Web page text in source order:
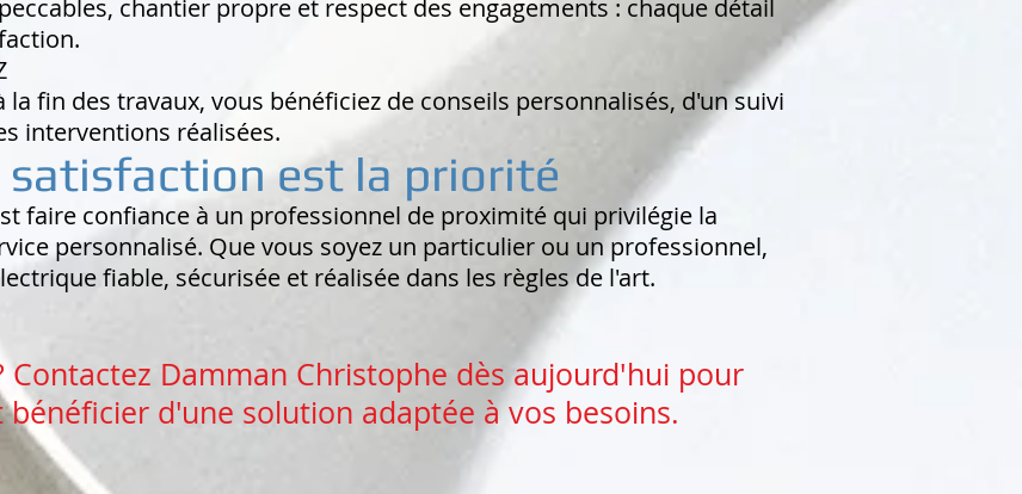
chantier propre et respect des engagements : chaque détail
fin des travaux, vous bénéficiez de conseils personnalisés, d'un suivi
interventions réalisées.
est la priorité
faire confiance à un professionnel de proximité qui privilégie la
personnalisé. Que vous soyez un particulier ou un professionnel,
fiable, sécurisée et réalisée dans les règles de l'art.
Contactez Damman Christophe dès aujourd'hui pour
d'une solution adaptée à vos besoins.